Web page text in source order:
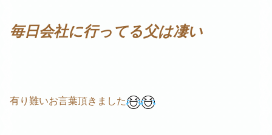
毎日会社に行ってる父は凄い
有り難いお言葉頂きました